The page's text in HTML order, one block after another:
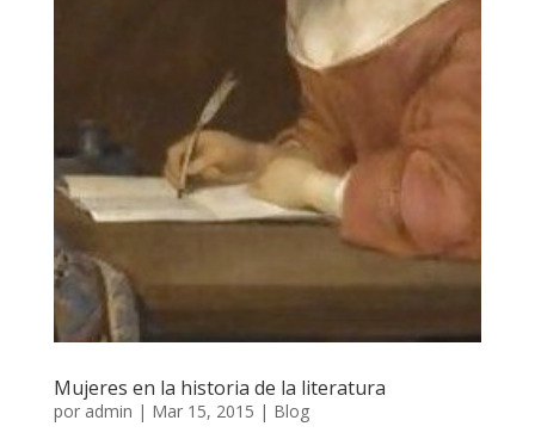
Mujeres en la historia de la literatura
por admin | Mar 15, 2015 | Blog